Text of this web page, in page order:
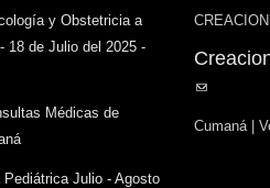
y Obstetricia a
18 de Julio del 2025 -
Médicas de
Julio - Agosto
(link
Cumaná |